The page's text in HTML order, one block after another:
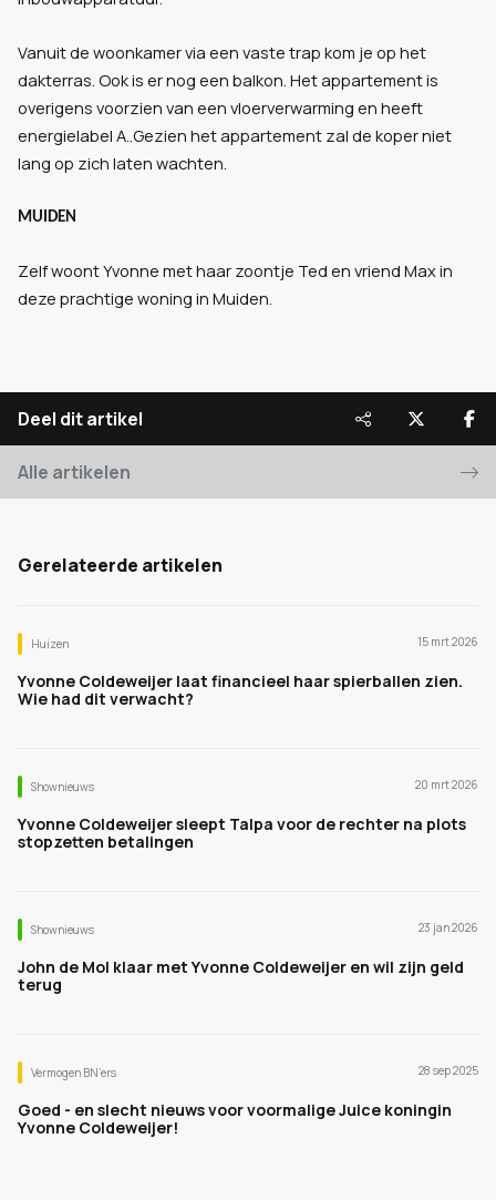
Vanuit de woonkamer via een vaste trap kom je op het
dakterras. Ook is er nog een balkon. Het appartement is
overigens voorzien van een vloerverwarming en heeft
energielabel A..Gezien het appartement zal de koper niet
lang op zich laten wachten.
MUIDEN
Zelf woont Yvonne met haar zoontje Ted en vriend Max in
deze prachtige woning in Muiden.
Deel dit artikel
Alle artikelen
Gerelateerde artikelen
Huizen 15 mrt 2026
Yvonne Coldeweijer laat financieel haar spierballen zien.
Wie had dit verwacht?
Shownieuws 20 mrt 2026
Yvonne Coldeweijer sleept Talpa voor de rechter na plots
stopzetten betalingen
Shownieuws 23 jan 2026
John de Mol klaar met Yvonne Coldeweijer en wil zijn geld
terug
Vermogen BN’ers 28 sep 2025
Goed - en slecht nieuws voor voormalige Juice koningin
Yvonne Coldeweijer!